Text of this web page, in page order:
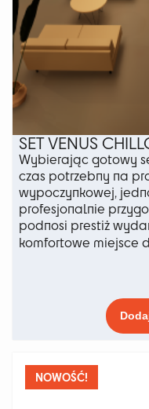
SET VENUS
Wybierając gotowy
czas potrzebny na
wypoczynkowej,
profesjonalnie
podnosi prestiż
komfortowe miejsce
NOWOŚĆ!